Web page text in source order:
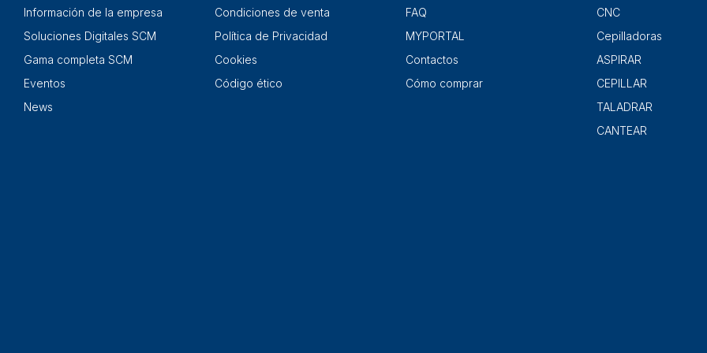
Información de la empresa
Soluciones Digitales SCM
Gama completa SCM
Eventos
News
Condiciones de venta
Política de Privacidad
Cookies
Código ético
FAQ
MYPORTAL
Contactos
Cómo comprar
CNC
Cepilladoras
ASPIRAR
CEPILLAR
TALADRAR
CANTEAR